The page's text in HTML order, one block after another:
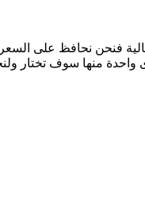
فنحن نحافظ على
واحدة منها سوف تختار